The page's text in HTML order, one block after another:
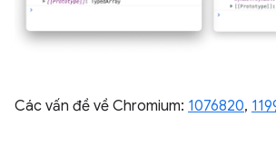
Các vấn đề về Chromium: 1076820, ​​